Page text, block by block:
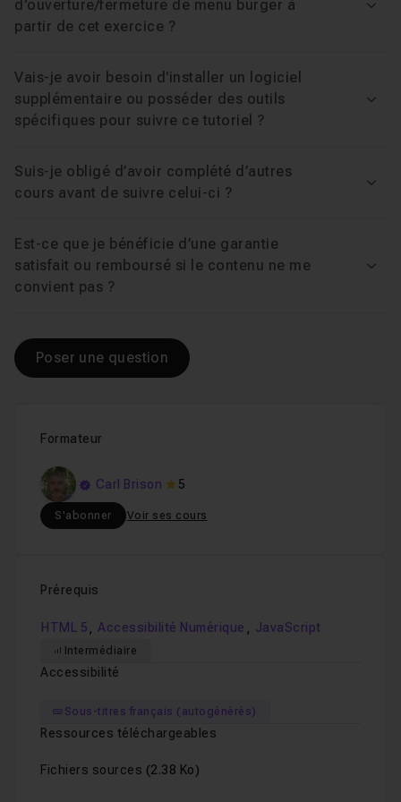
Formateur
Carl Brison 5
S'abonner Voir ses cours
Prérequis
HTML 5 , Accessibilité Numérique , JavaScript
Intermédiaire
Accessibilité
Sous-titres français (autogénérés)
Ressources téléchargeables
Fichiers sources (2.38 Ko)
d'ouverture/fermeture de menu burger à
partir de cet exercice ?
Vais-je avoir besoin d'installer un logiciel
supplémentaire ou posséder des outils
spécifiques pour suivre ce tutoriel ?
Suis-je obligé d’avoir complété d’autres
cours avant de suivre celui-ci ?
Est-ce que je bénéficie d’une garantie
satisfait ou remboursé si le contenu ne me
convient pas ?
Poser une question